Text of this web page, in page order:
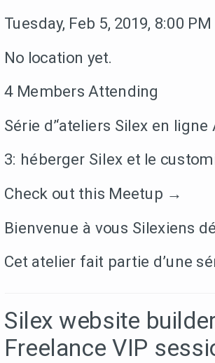
Tuesday, Feb 5, 2019, 8:00 PM
No location yet.
4 Members Attending
Série d’‘ateliers Silex en
3: héberger Silex et le
Check out this Meetup →
Bienvenue à vous Silexiens
Cet atelier fait partie d’une
Silex website
Freelance VIP